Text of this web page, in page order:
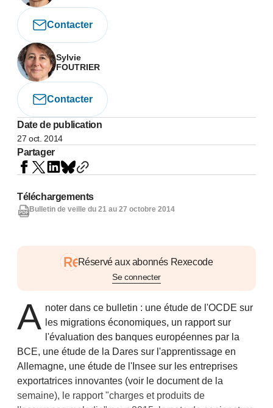
Contacter
Sylvie
FOUTRIER
Contacter
Date de publication
27 oct. 2014
Partager
Réservé aux abonnés Rexecode
Se connecter
A noter dans ce bulletin : une étude de l'OCDE sur
les migrations économiques, un rapport sur
l'évaluation des banques européennes par la
BCE, une étude de la Dares sur l'apprentissage en
Allemagne, une étude de l'Insee sur les entreprises
exportatrices innovantes (voir le document de la
semaine), le rapport "charges et produits de
Téléchargements
Bulletin de veille du 21 au 27 octobre 2014